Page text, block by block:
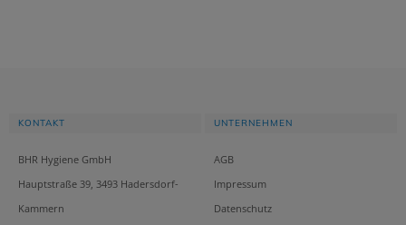
KONTAKT
BHR Hygiene GmbH
Hauptstraße 39, 3493 Hadersdorf-
Kammern
UNTERNEHMEN
AGB
Impressum
Datenschutz